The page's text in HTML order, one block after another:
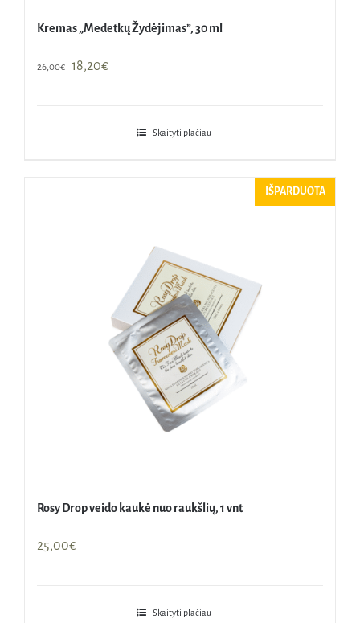
Kremas „Medetkų Žydėjimas”, 30 ml
26,00€
Original
18,20€Current
18,20€.
Skaityti plačiau
IŠPARDUOTA
Rosy Drop veido kaukė nuo raukšlių, 1 vnt
25,00€
Skaityti plačiau